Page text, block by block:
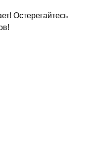
Остерегайтесь